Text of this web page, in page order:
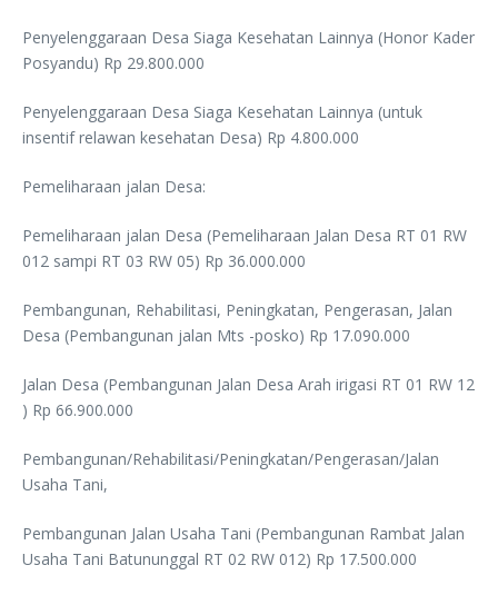
Penyelenggaraan Desa Siaga Kesehatan Lainnya (Honor Kader
Posyandu) Rp 29.800.000
Penyelenggaraan Desa Siaga Kesehatan Lainnya (untuk
insentif relawan kesehatan Desa) Rp 4.800.000
Pemeliharaan jalan Desa:
Pemeliharaan jalan Desa (Pemeliharaan Jalan Desa RT 01 RW
012 sampi RT 03 RW 05) Rp 36.000.000
Pembangunan, Rehabilitasi, Peningkatan, Pengerasan, Jalan
Desa (Pembangunan jalan Mts -posko) Rp 17.090.000
Jalan Desa (Pembangunan Jalan Desa Arah irigasi RT 01 RW 12
) Rp 66.900.000
Pembangunan/Rehabilitasi/Peningkatan/Pengerasan/Jalan
Usaha Tani,
Pembangunan Jalan Usaha Tani (Pembangunan Rambat Jalan
Usaha Tani Batununggal RT 02 RW 012) Rp 17.500.000